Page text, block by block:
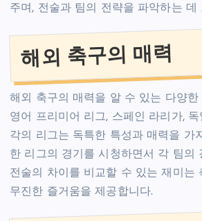
주며, 전술과 팀의 전략을 파악하는 데
해외 축구의 매력
해외 축구의 매력을 알 수 있는 다양한
영어 프리미어 리그, 스페인 라리가,
각의 리그는 독특한 특성과 매력을 가
한 리그의 경기를 시청하면서 각 팀의
전술의 차이를 비교할 수 있는 재미는
무진한 즐거움을 제공합니다.